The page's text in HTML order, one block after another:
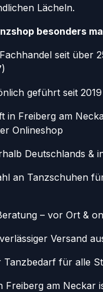
Lächeln.
besonders
seit über
geführt seit 2019
in Freiberg am
Onlineshop
Deutschlands &
an Tanzschuhen
– vor Ort &
Versand
für alle
Freiberg am Neckar